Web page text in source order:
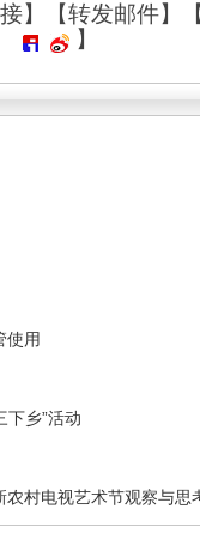
】【转发邮件】
】
使用
下乡”活动
村电视艺术节观察与思